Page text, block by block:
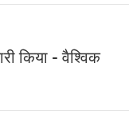
किया – वैश्विक